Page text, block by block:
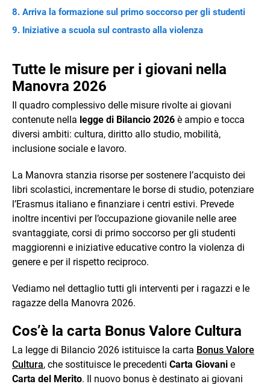
Arriva la formazione sul primo soccorso per gli studenti
Iniziative a scuola sul contrasto alla violenza
Tutte le misure per i giovani nella
Manovra 2026
Il quadro complessivo delle misure rivolte ai giovani
contenute nella legge di Bilancio 2026 è ampio e tocca
diversi ambiti: cultura, diritto allo studio, mobilità,
inclusione sociale e lavoro.
La Manovra stanzia risorse per sostenere l’acquisto dei
libri scolastici, incrementare le borse di studio, potenziare
l’Erasmus italiano e finanziare i centri estivi. Prevede
inoltre incentivi per l’occupazione giovanile nelle aree
svantaggiate, corsi di primo soccorso per gli studenti
maggiorenni e iniziative educative contro la violenza di
genere e per il rispetto reciproco.
Vediamo nel dettaglio tutti gli interventi per i ragazzi e le
ragazze della Manovra 2026.
Cos’è la carta Bonus Valore Cultura
La legge di Bilancio 2026 istituisce la carta Bonus Valore
Cultura, che sostituisce le precedenti Carta Giovani e
Carta del Merito. Il nuovo bonus è destinato ai giovani